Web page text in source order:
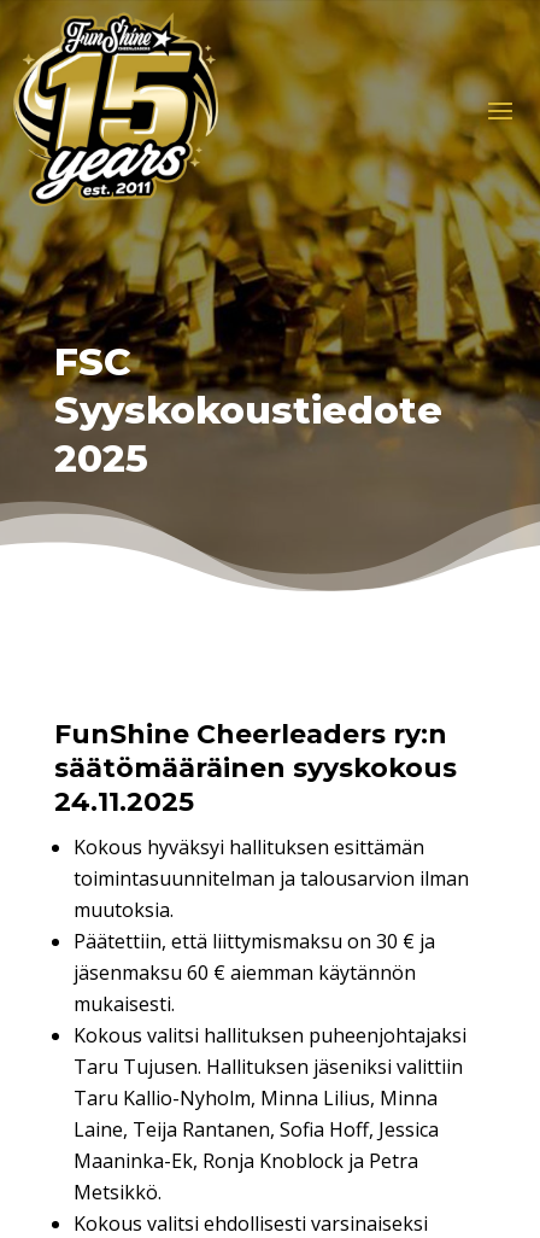
FSC
Syyskokoustiedote
2025
FunShine Cheerleaders ry:n
säätömääräinen syyskokous
24.11.2025
Kokous hyväksyi hallituksen esittämän
toimintasuunnitelman ja talousarvion ilman
muutoksia.
Päätettiin, että liittymismaksu on 30 € ja
jäsenmaksu 60 € aiemman käytännön
mukaisesti.
Kokous valitsi hallituksen puheenjohtajaksi
Taru Tujusen. Hallituksen jäseniksi valittiin
Taru Kallio-Nyholm, Minna Lilius, Minna
Laine, Teija Rantanen, Sofia Hoff, Jessica
Maaninka-Ek, Ronja Knoblock ja Petra
Metsikkö.
Kokous valitsi ehdollisesti varsinaiseksi